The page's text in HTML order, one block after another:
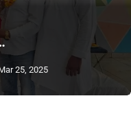
25, 2025